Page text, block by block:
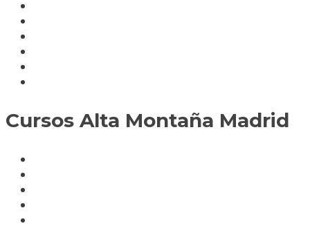
Cursos Alta Montaña Madrid